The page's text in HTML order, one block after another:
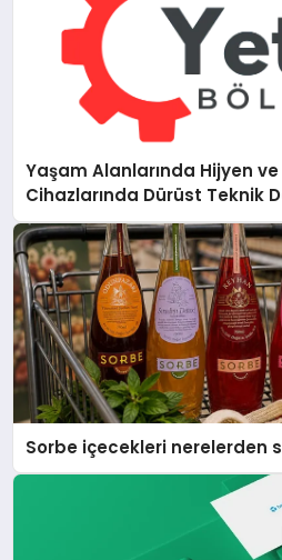
Yaşam Alanlarında Hijyen
Cihazlarında Dürüst Teknik
Sorbe içecekleri nerelerden